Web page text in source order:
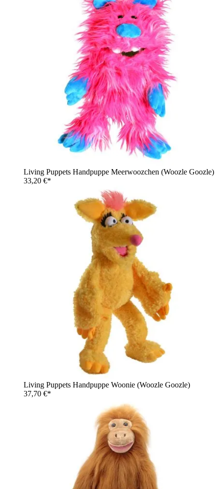
Living Puppets Handpuppe Meerwoozchen (Woozle Goozle)
33,20 €*
Living Puppets Handpuppe Woonie (Woozle Goozle)
37,70 €*